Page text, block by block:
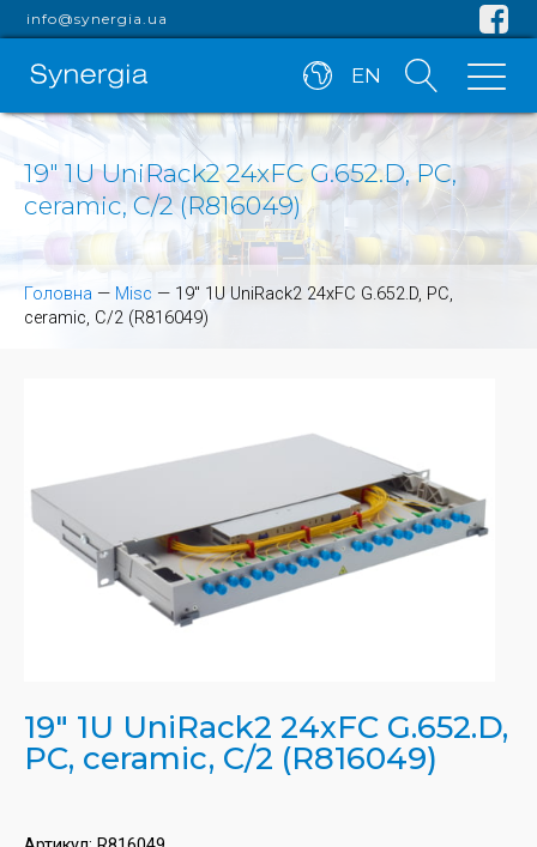
info@synergia.ua
EN
19" 1U UniRack2 24xFC G.652.D, PC,
ceramic, C/2 (R816049)
Головна — Misc — 19" 1U UniRack2 24xFC G.652.D, PC,
ceramic, C/2 (R816049)
19" 1U UniRack2 24xFC G.652.D,
PC, ceramic, C/2 (R816049)